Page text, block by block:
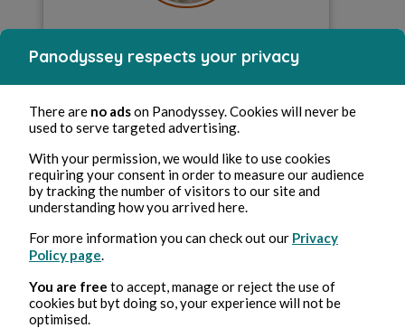
grand voyageur, médecin à mes heures
perdues, curieux de découvertes et
d'échanges interculturels, voici un petit
panorama de mes différentes
expériences, observations et
rencontres vécues de part le monde...
Bonne lecture ! ;-)
Panodyssey respects your privacy
There are no adson Panodyssey. Cookies will never be
used to serve targeted advertising.
With your permission, we would like to use cookies
requiring your consent in order to measure our audience
by tracking the number of visitors to our site and
understanding how you arrived here.
For more information you can check out our Privacy
Policy page.
You are free to accept, manage or reject the use of
cookies but byt doing so, your experience will not be
optimised.